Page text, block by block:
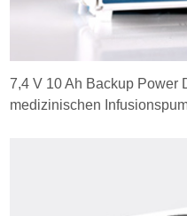
7,4 V 10 Ah Backup Power
medizinischen